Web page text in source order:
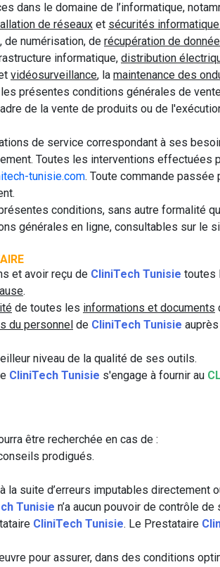
dans le domaine de l’informatique,
de réseaux et sécurités
numérisation, de récupération de
informatique, distribution
vidéosurveillance, la maintenance des
présentes conditions générales de
de la vente de produits ou de
de service correspondant à ses
Toutes les interventions effectuées
tunisie.com. Toute commande passée
conditions, sans autre formalité
générales en ligne, consultables sur le
et avoir reçu de CliniTech Tunisie toutes
.
de toutes les informations et documents
du personnel de CliniTech Tunisie
niveau de la qualité de ses outils.
CliniTech Tunisie s'engage à fournir au
être recherchée en cas de :
prodigués.
suite d’erreurs imputables directement
Tunisie n’a aucun pouvoir de contrôle de
CliniTech Tunisie. Le Prestataire
pour assurer, dans des conditions